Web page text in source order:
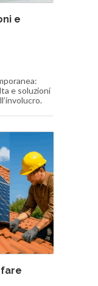
e
e soluzioni
fare